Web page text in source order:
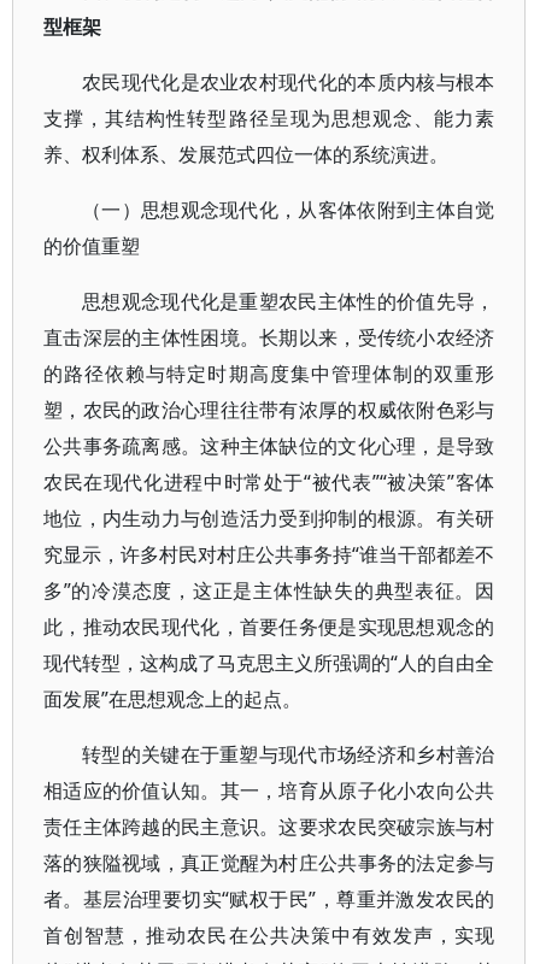
型框架
农民现代化是农业农村现代化的本质内核与根本
支撑，其结构性转型路径呈现为思想观念、能力素
养、权利体系、发展范式四位一体的系统演进。
（一）思想观念现代化，从客体依附到主体自觉
的价值重塑
思想观念现代化是重塑农民主体性的价值先导，
直击深层的主体性困境。长期以来，受传统小农经济
的路径依赖与特定时期高度集中管理体制的双重形
塑，农民的政治心理往往带有浓厚的权威依附色彩与
公共事务疏离感。这种主体缺位的文化心理，是导致
农民在现代化进程中时常处于“被代表”“被决策”客体
地位，内生动力与创造活力受到抑制的根源。有关研
究显示，许多村民对村庄公共事务持“谁当干部都差不
多”的冷漠态度，这正是主体性缺失的典型表征。因
此，推动农民现代化，首要任务便是实现思想观念的
现代转型，这构成了马克思主义所强调的“人的自由全
面发展”在思想观念上的起点。
转型的关键在于重塑与现代市场经济和乡村善治
相适应的价值认知。其一，培育从原子化小农向公共
责任主体跨越的民主意识。这要求农民突破宗族与村
落的狭隘视域，真正觉醒为村庄公共事务的法定参与
者。基层治理要切实“赋权于民”，尊重并激发农民的
首创智慧，推动农民在公共决策中有效发声，实现